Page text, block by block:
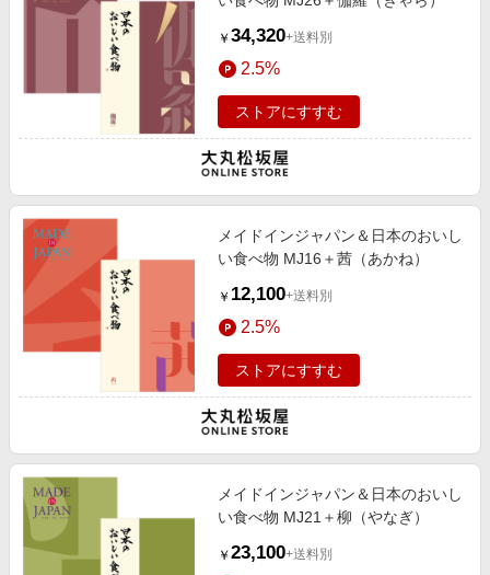
￥ 34,320+送料別
2.5%
ストアにすすむ
メイドインジャパン＆日本のおいし
い食べ物 MJ16＋茜（あかね）
￥ 12,100+送料別
2.5%
ストアにすすむ
メイドインジャパン＆日本のおいし
い食べ物 MJ21＋柳（やなぎ）
￥ 23,100+送料別